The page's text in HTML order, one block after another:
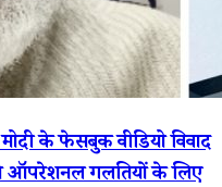
के फेसबुक वीडियो विवाद
ऑपरेशनल गलतियों के लिए